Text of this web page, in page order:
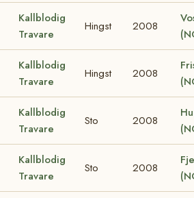
Kallblodig
Travare
Hingst 2008
Kallblodig
Travare
Hingst 2008
Kallblodig
Travare
Sto 2008
Kallblodig
Travare
Sto 2008